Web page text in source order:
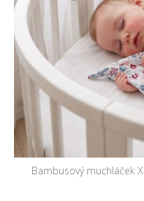
Bambusový muchláček